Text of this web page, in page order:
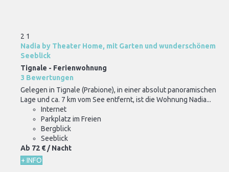
2 1
Nadia by Theater Home, mit Garten und wunderschönem
Seeblick
Tignale - Ferienwohnung
3 Bewertungen
Gelegen in Tignale (Prabione), in einer absolut panoramischen
Lage und ca. 7 km vom See entfernt, ist die Wohnung Nadia...
Internet
Parkplatz im Freien
Bergblick
Seeblick
Ab 72 € / Nacht
+ INFO